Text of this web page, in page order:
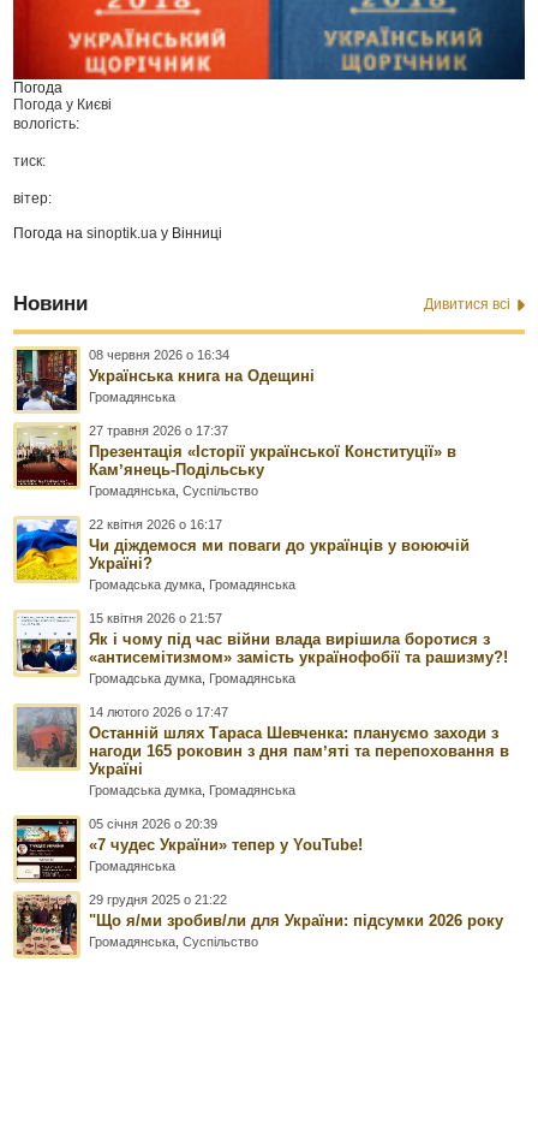
Погода
Погода у Києві
вологість:
тиск:
вітер:
Погода наsinoptik.ua у Вінниці
Новини Дивитися всі
08 червня 2026 о 16:34
Українська книга на Одещині
Громадянська
27 травня 2026 о 17:37
Презентація «Історії української Конституції» в
Камʼянець-Подільську
Громадянська ,Суспільство
22 квітня 2026 о 16:17
Чи діждемося ми поваги до українців у воюючій
Україні?
Громадська думка Громадянська
15 квітня 2026 о 21:57
Як і чому під час війни влада вирішила боротися з
«антисемітизмом» замість українофобії та рашизму?!
Громадська думка Громадянська
14 лютого 2026 о 17:47
Останній шлях Тараса Шевченка: плануємо заходи з
нагоди 165 роковин з дня памʼяті та перепоховання в
Україні
Громадська думка Громадянська
05 січня 2026 о 20:39
«7 чудес України» тепер у YouTube!
Громадянська
29 грудня 2025 о 21:22
"Що я/ми зробив/ли для України: підсумки 2026 року
Громадянська ,Суспільство